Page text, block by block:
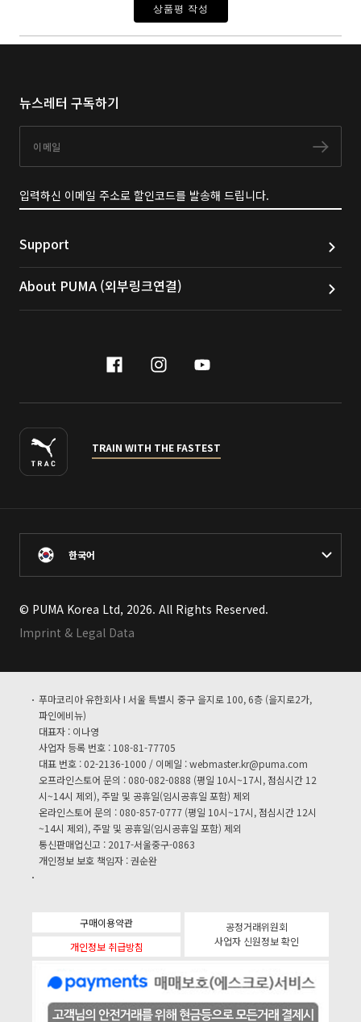
상품평 작성
뉴스레터 구독하기
구독
입력하신 이메일 주소로 할인코드를 발송해 드립니다.
Support
About PUMA (외부링크연결)
facebook
instagram
youtube
TRAIN WITH THE FASTEST
한국어
© PUMA Korea Ltd, 2026. All Rights Reserved.
Imprint & Legal Data
푸마코리아 유한회사 I 서울 특별시 중구 을지로 100, 6층 (을지로2가,
파인에비뉴)
대표자 : 이나영
사업자 등록 번호 : 108-81-77705
대표 번호 : 02-2136-1000 / 이메일 :webmaster.kr@puma.com
오프라인스토어 문의 : 080-082-0888 (평일 10시~17시, 점심시간 12
시~14시 제외), 주말 및 공휴일(임시공휴일 포함) 제외
온라인스토어 문의 : 080-857-0777 (평일 10시~17시, 점심시간 12시
~14시 제외), 주말 및 공휴일(임시공휴일 포함) 제외
통신판매업신고 : 2017-서울중구-0863
개인정보 보호 책임자 : 권순완
구매이용약관
개인정보 취급방침
공정거래위원회
사업자 신원정보 확인